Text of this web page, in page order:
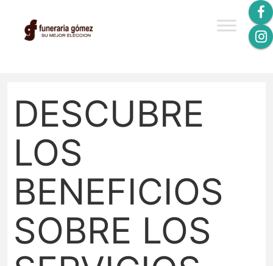
DESCUBRE
LOS
BENEFICIOS
SOBRE LOS